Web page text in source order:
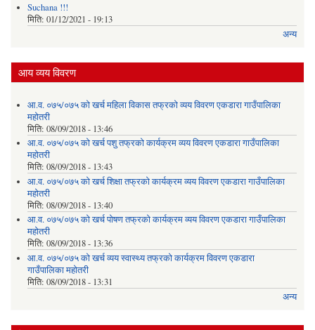
Suchana !!!
मिति: 01/12/2021 - 19:13
अन्य
आय व्यय विवरण
आ.व. ०७५/०७५ को खर्च महिला विकास तफ्रको व्यय विवरण एकडारा गाउँपालिका
महोतरी
मिति: 08/09/2018 - 13:46
आ.व. ०७५/०७५ को खर्च पशु तफ्रको कार्यक्रम व्यय विवरण एकडारा गाउँपालिका
महोतरी
मिति: 08/09/2018 - 13:43
आ.व. ०७५/०७५ को खर्च शिक्षा तफ्रको कार्यक्रम व्यय विवरण एकडारा गाउँपालिका
महोतरी
मिति: 08/09/2018 - 13:40
आ.व. ०७५/०७५ को खर्च पोषण तफ्रको कार्यक्रम व्यय विवरण एकडारा गाउँपालिका
महोतरी
मिति: 08/09/2018 - 13:36
आ.व. ०७५/०७५ को खर्च व्यय स्वास्थ्य तफ्रको कार्यक्रम विवरण एकडारा
गाउँपालिका महोतरी
मिति: 08/09/2018 - 13:31
अन्य